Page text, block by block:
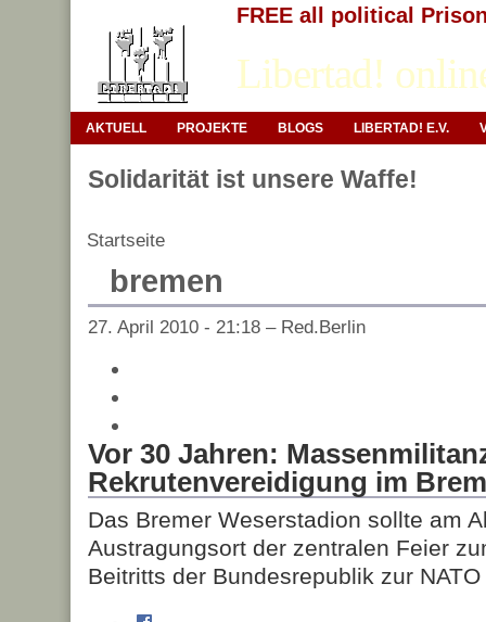
FREE all political
Libertad!
AKTUELL PROJEKTE BLOGS LIBERTAD! E.V.
Solidarität ist unsere Waffe!
Startseite
bremen
27. April 2010 - 21:18 – Red.Berlin
Vor 30 Jahren:
Rekrutenvereidigung im
Das Bremer Weserstadion sollte am
Austragungsort der zentralen Feier
Beitritts der Bundesrepublik zur